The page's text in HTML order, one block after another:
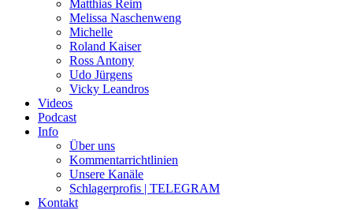
Matthias Reim
Melissa Naschenweng
Michelle
Roland Kaiser
Ross Antony
Udo Jürgens
Vicky Leandros
Videos
Podcast
Info
Über uns
Kommentarrichtlinien
Unsere Kanäle
Schlagerprofis | TELEGRAM
Kontakt